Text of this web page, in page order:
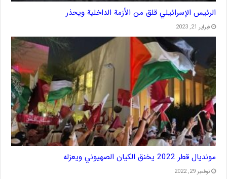
الرئيس الإسرائيلي قلق من الأزمة الداخلية ويحذر
فبراير 21, 2023
مونديال قطر 2022 يخنق الكيان الصهيوني ويعزله
نوفمبر 29, 2022